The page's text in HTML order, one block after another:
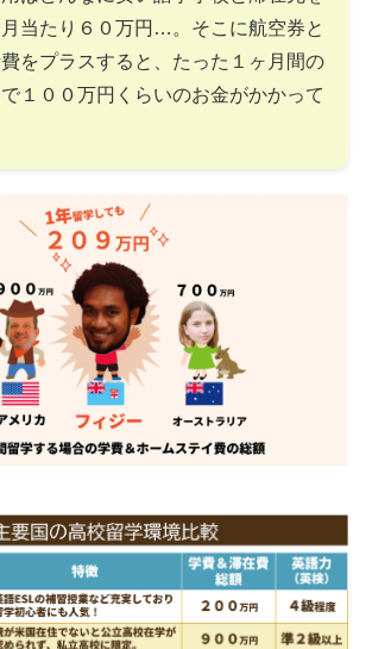
当たり６０万円…。そこに航空券と
をプラスすると、たった１ヶ月間の
１００万円くらいのお金がかかって